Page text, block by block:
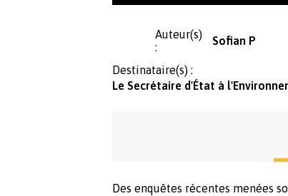
Auteur(s)
:
Sofian P
Destinataire(s) :
Le Secrétaire d'État à
Des enquêtes récentes menées